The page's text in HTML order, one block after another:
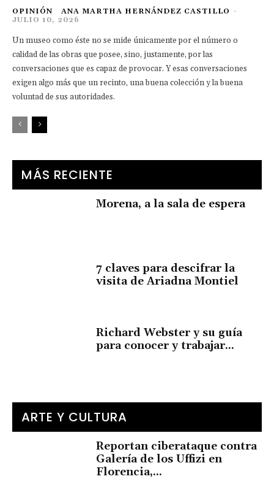
OPINIÓN ANA MARTHA HERNÁNDEZ CASTILLO -
JULIO 10, 2026
Un museo como éste no se mide únicamente por el número o
calidad de las obras que posee, sino, justamente, por las
conversaciones que es capaz de provocar. Y esas conversaciones
exigen algo más que un recinto, una buena colección y la buena
voluntad de sus autoridades.
MÁS RECIENTE
Morena, a la sala de espera
7 claves para descifrar la
visita de Ariadna Montiel
Richard Webster y su guía
para conocer y trabajar...
ARTE Y CULTURA
Reportan ciberataque contra
Galería de los Uffizi en
Florencia,...